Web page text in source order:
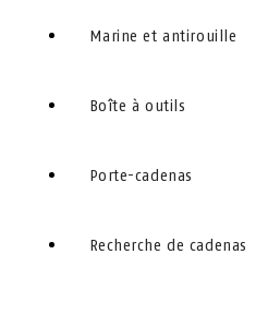
Marine et antirouille
Boîte à outils
Porte-cadenas
Recherche de cadenas